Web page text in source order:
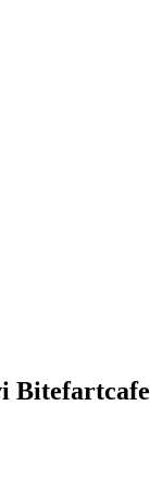
Bitefartcafe